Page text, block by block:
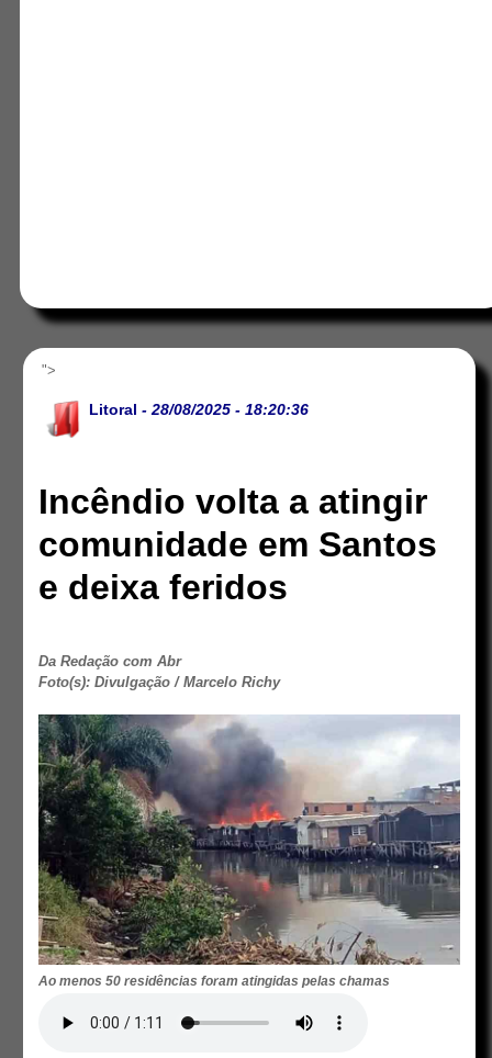
">
Litoral - 28/08/2025 - 18:20:36
Incêndio volta a atingir
comunidade em Santos
e deixa feridos
Da Redação com Abr
Foto(s): Divulgação / Marcelo Richy
Ao menos 50 residências foram atingidas pelas chamas